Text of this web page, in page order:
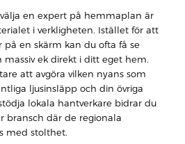
en expert på hemmaplan är
i verkligheten. Istället för att
på en skärm kan du ofta få se
massiv ek direkt i ditt eget hem.
att avgöra vilken nyans som
ljusinsläpp och din övriga
lokala hantverkare bidrar du
bransch där de regionala
med stolthet.